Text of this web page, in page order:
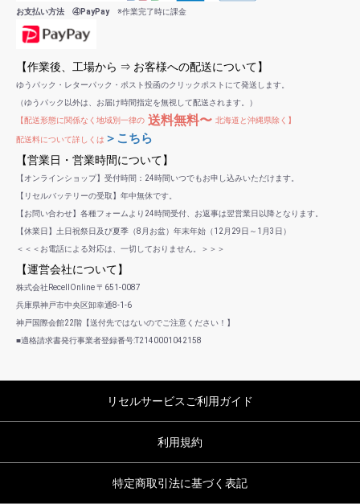
お支払い方法 ④PayPay※作業完了時に課金
【作業後、工場から ⇒ お客様への配送について】
ゆうパック・レターパック・ポスト投函のクリックポストにて発送します。
（ゆうパック以外は、お届け時間指定を無視して配送されます。）
【配送形態に関係なく地域別一律の 送料無料〜 北海道と沖縄県除く】
配送料について詳しくは ＞こちら
【営業日・営業時間について】
【オンラインショップ】受付時間：24時間いつでもお申し込みいただけます。
【リセルバッテリーの受取】年中無休です。
【お問い合わせ】各種フォームより24時間受付、お返事は翌営業日以降となります。
【休業日】土日祝祭日及び夏季（8月お盆）年末年始（12月29日～1月3日）
＜＜＜お電話による対応は、一切しておりません。＞＞＞
【運営会社について】
株式会社RecellOnline 〒651-0087
兵庫県神戸市中央区卸幸通8-1-6
神戸国際会館22階【送付先ではないのでご注意ください！】
■適格請求書発行事業者登録番号:T2140001042158
リセルサービスご利用ガイド
利用規約
特定商取引法に基づく表記